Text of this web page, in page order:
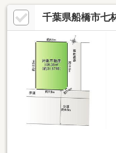
分(約320m)・エコ・ピア薬
校 徒歩7分(約550m)・薬円
道路幅員により160％に制
伝いします ━━━━━・・・
い合わせください。
千葉県船橋市七